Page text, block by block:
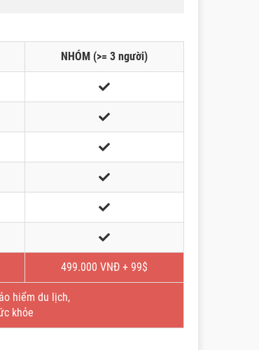
NHÓM (>= 3 người)
499.000 VNĐ + 99$
hiểm du lịch,
khỏe